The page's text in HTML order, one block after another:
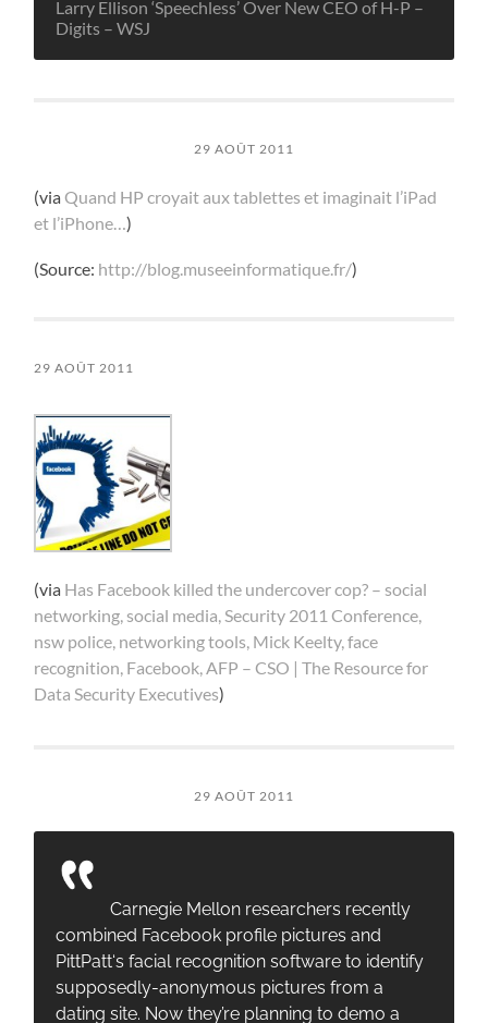
Larry Ellison ‘Speechless’ Over New CEO of H-P –
Digits – WSJ
29 AOÛT 2011
(viaQuand HP croyait aux tablettes et imaginait l’iPad
et l’iPhone…)
(Source: http://blog.museeinformatique.fr/)
29 AOÛT 2011
(via Has Facebook killed the undercover cop? – social
networking, social media, Security 2011 Conference,
nsw police, networking tools, Mick Keelty, face
recognition, Facebook, AFP – CSO | The Resource for
Data Security Executives)
29 AOÛT 2011
Carnegie Mellon researchers recently
combined Facebook profile pictures and
PittPatt‘s facial recognition software to identify
supposedly-anonymous pictures from a
dating site. Now they’re planning to demo a